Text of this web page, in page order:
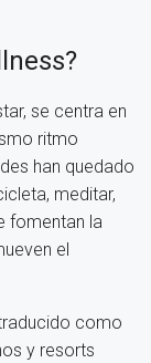
se centra en
ritmo
han quedado
meditar,
fomentan la
el
como
y resorts